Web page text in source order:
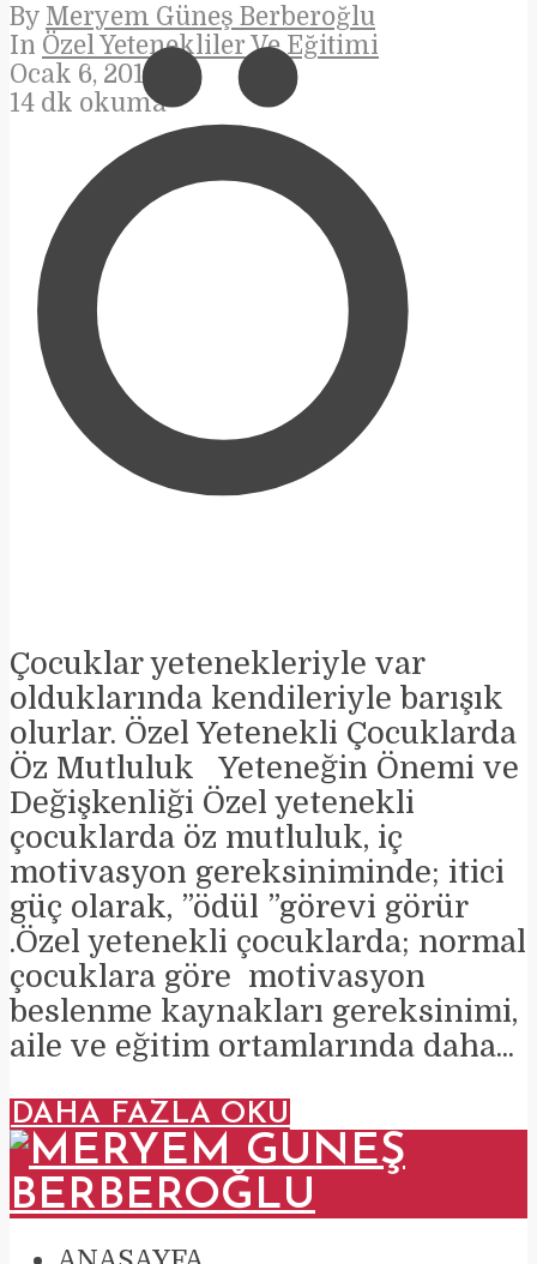
By Meryem Güneş Berberoğlu
In Özel Yetenekliler Ve Eğitimi
Ocak 6, 2019
14 dk okuma
Ö
Çocuklar yetenekleriyle var
olduklarında kendileriyle barışık
olurlar. Özel Yetenekli Çocuklarda
Öz Mutluluk Yeteneğin Önemi ve
Değişkenliği Özel yetenekli
çocuklarda öz mutluluk, iç
motivasyon gereksiniminde; itici
güç olarak, ”ödül ”görevi görür
.Özel yetenekli çocuklarda; normal
çocuklara göre motivasyon
beslenme kaynakları gereksinimi,
aile ve eğitim ortamlarında daha...
DAHA FAZLA OKU